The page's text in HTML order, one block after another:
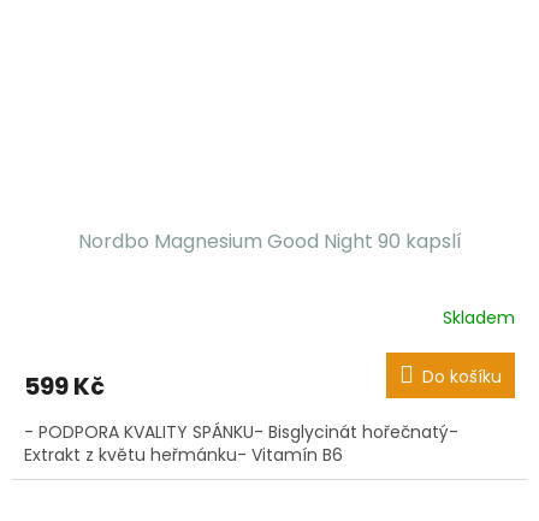
Nordbo Magnesium Good Night 90 kapslí
Skladem
599 Kč Do košíku
- PODPORA KVALITY SPÁNKU- Bisglycinát hořečnatý-
Extrakt z květu heřmánku- Vitamín B6